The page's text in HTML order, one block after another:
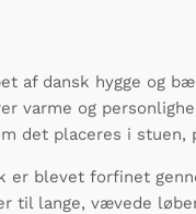
af dansk hygge og
varme og
det placeres i
blevet forfinet
til lange, vævede